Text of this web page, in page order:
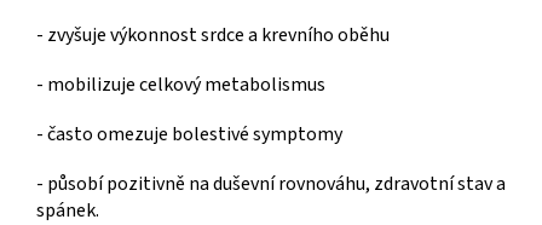
- zvyšuje výkonnost srdce a krevního oběhu
- mobilizuje celkový metabolismus
- často omezuje bolestivé symptomy
- působí pozitivně na duševní rovnováhu, zdravotní stav a
spánek.